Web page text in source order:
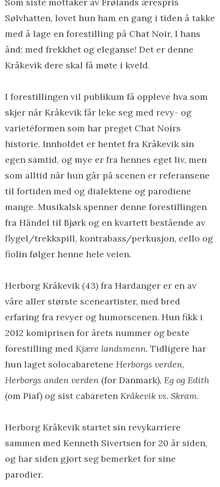
Som siste mottaker av Frølands ærespris
Sølvhatten, lovet hun ham en gang i tiden å takke
med å lage en forestilling på Chat Noir, I hans
ånd; med frekkhet og eleganse! Det er denne
Kråkevik dere skal få møte i kveld.
I forestillingen vil publikum få oppleve hva som
skjer når Kråkevik får leke seg med revy- og
varietéformen som har preget Chat Noirs
historie. Innholdet er hentet fra Kråkevik sin
egen samtid, og mye er fra hennes eget liv, men
som alltid når hun går på scenen er referansene
til fortiden med og dialektene og parodiene
mange. Musikalsk spenner denne forestillingen
fra Händel til Bjørk og en kvartett bestående av
flygel/trekkspill, kontrabass/perkusjon, cello og
fiolin følger henne hele veien.
Herborg Kråkevik (43) fra Hardanger er en av
våre aller største sceneartister, med bred
erfaring fra revyer og humorscenen. Hun fikk i
2012 komiprisen for årets nummer og beste
forestilling med Kjære landsmenn. Tidligere har
hun laget solocabaretene Herborgs verden,
Herborgs anden verden (for Danmark), Eg og Edith
(om Piaf) og sist cabareten Kråkevik vs. Skram.
Herborg Kråkevik startet sin revykarriere
sammen med Kenneth Sivertsen for 20 år siden,
og har siden gjort seg bemerket for sine
parodier.